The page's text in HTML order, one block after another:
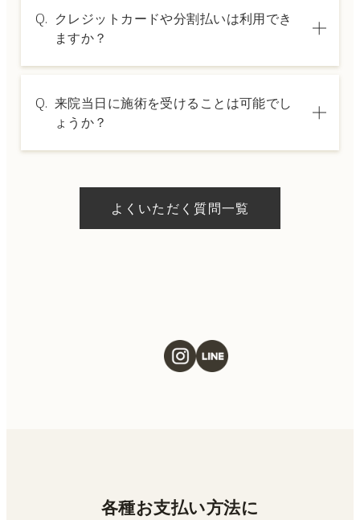
は料金表ページをご確認いただくか、カウン
セリングでご案内いたします。
Q. クレジットカードや分割払いは利用でき
ますか？
した分割払いも可能です。詳細は受付スタッ
フにお問い合わせください。
Q. 来院当日に施術を受けることは可能でし
ょうか？
ただける施術もございます。当日の施術をご
希望の場合は、ご予約の際にお気軽にご相談
よくいただく質問一覧
各種お支払い方法に